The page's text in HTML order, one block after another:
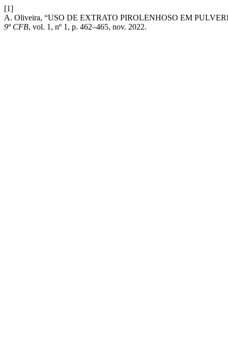
[1]
A. Oliveira, “USO DE EXTRATO PIROLENHOSO EM
9º CFB, vol. 1, nº 1, p. 462–465, nov. 2022.